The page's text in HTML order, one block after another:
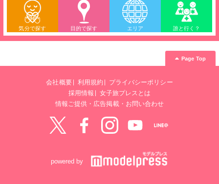
気分で探す 目的で探す エリア 誰と行く？
Page Top
会社概要 利用規約
プライバシーポリシー
採用情報
女子旅プレスとは
情報ご提供・広告掲載・お問い合わせ
powered by